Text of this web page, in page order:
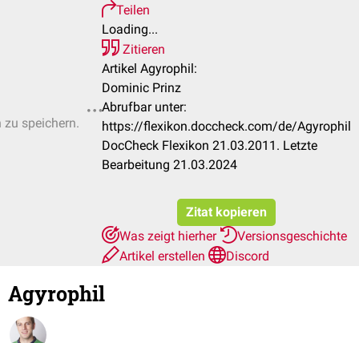
zu speichern.
Teilen
Loading...
Zitieren
Artikel Agyrophil:
Dominic Prinz
Abrufbar unter:
https://flexikon.doccheck.com/de/Agyrophil
DocCheck Flexikon 21.03.2011. Letzte
Bearbeitung 21.03.2024
Zitat kopieren
Was zeigt hierher
Versionsgeschichte
Artikel erstellen
Discord
Agyrophil